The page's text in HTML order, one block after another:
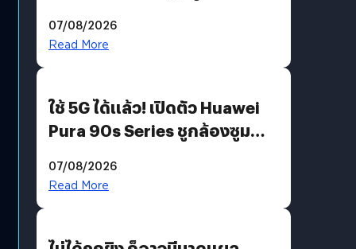
บริโภคและ B2B
07/08/2026
Read More
ใช้ 5G ได้แล้ว! เปิดตัว Huawei
Pura 90s Series ชูกล้องซูม
07/08/2026
Read More